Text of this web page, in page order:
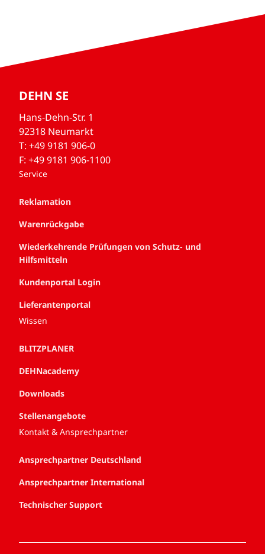
DEHN SE
Hans-Dehn-Str. 1
92318 Neumarkt
T: +49 9181 906-0
F: +49 9181 906-1100
Service
Reklamation
Warenrückgabe
Wiederkehrende Prüfungen von Schutz- und
Hilfsmitteln
Kundenportal Login
Lieferantenportal
Wissen
BLITZPLANER
DEHNacademy
Downloads
Stellenangebote
Kontakt & Ansprechpartner
Ansprechpartner Deutschland
Ansprechpartner International
Technischer Support